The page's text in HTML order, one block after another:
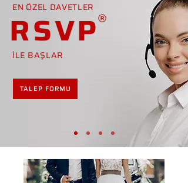
EN ÖZEL DAVETLER
RSVP
İLE BAŞLAR
TALEP FORMU